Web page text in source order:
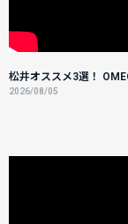
松井オススメ3選！
2026/08/05